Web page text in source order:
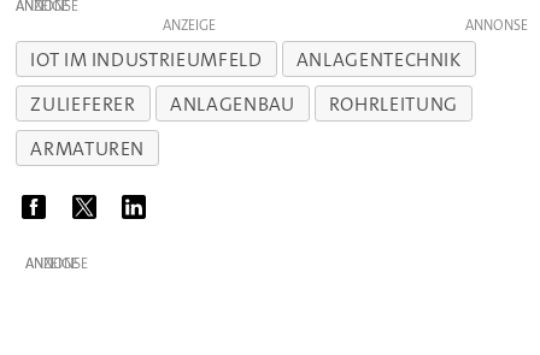
ANZEIGE
ANZEIGE
IOT IM INDUSTRIEUMFELD
ANLAGENTECHNIK
ZULIEFERER
ANLAGENBAU
ROHRLEITUNG
ARMATUREN
ANZEIGE